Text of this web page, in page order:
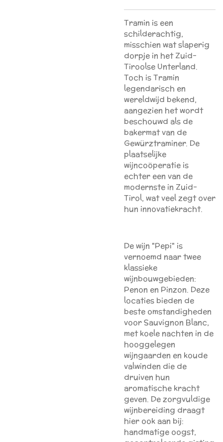
Tramin is een
schilderachtig,
misschien wat slaperig
dorpje in het Zuid-
Tiroolse Unterland.
Toch is Tramin
legendarisch en
wereldwijd bekend,
aangezien het wordt
beschouwd als de
bakermat van de
Gewürztraminer. De
plaatselijke
wijncoöperatie is
echter een van de
modernste in Zuid-
Tirol, wat veel zegt over
hun innovatiekracht.
De wijn "Pepi" is
vernoemd naar twee
klassieke
wijnbouwgebieden:
Penon en Pinzon. Deze
locaties bieden de
beste omstandigheden
voor Sauvignon Blanc,
met koele nachten in de
hooggelegen
wijngaarden en koude
valwinden die de
druiven hun
aromatische kracht
geven. De zorgvuldige
wijnbereiding draagt
hier ook aan bij:
handmatige oogst,